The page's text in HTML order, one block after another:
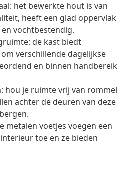
het bewerkte hout is van
heeft een glad oppervlak
vochtbestendig.
de kast biedt
verschillende dagelijkse
en binnen handbereik
hou je ruimte vrij van rommel
achter de deuren van deze
metalen voetjes voegen een
toe en ze bieden